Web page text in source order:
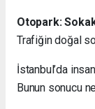
Otopark:
Trafiğin doğal
İstanbul’da
Bunun sonucu